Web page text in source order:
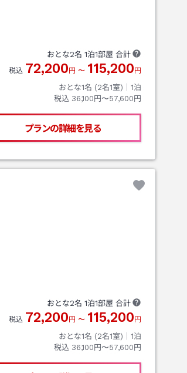
おとな2名 1泊1部屋 合計
税込 72,200 円 〜 115,200 円
おとな1名 (2名1室)｜ 1泊
税込 36,100円〜57,600円
プランの詳細を見る
おとな2名 1泊1部屋 合計
税込 72,200 円 〜 115,200 円
おとな1名 (2名1室)｜ 1泊
税込 36,100円〜57,600円